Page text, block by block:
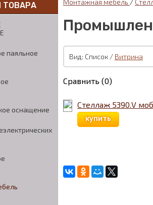
ТОВАРА
паяльное
оснащение
Монтажная мебель /
Вид: Список / Витрина
Сравнить (0)
Стеллаж 5390.V
купить